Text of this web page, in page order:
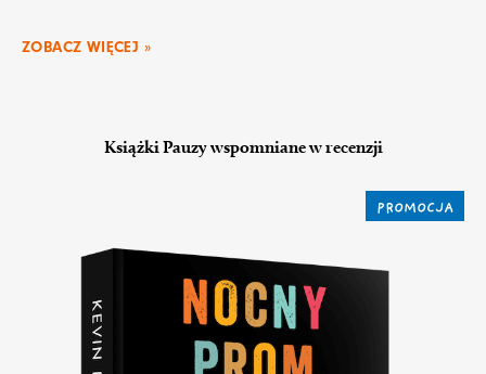
ZOBACZ WIĘCEJ »
Książki Pauzy wspomniane w recenzji
PROMOCJA